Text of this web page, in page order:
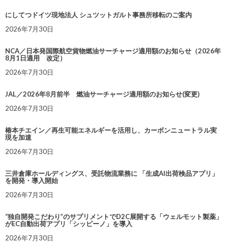
にしてつドイツ現地法人 シュツットガルト事務所移転のご案内
2026年7月30日
NCA／日本発国際航空貨物燃油サーチャージ適用額のお知らせ（2026年
8月1日適用 改定）
2026年7月30日
JAL／2026年8月前半 燃油サーチャージ適用額のお知らせ(変更)
2026年7月30日
椿本チエイン／再生可能エネルギーを活用し、カーボンニュートラル実
現を加速
2026年7月30日
三井倉庫ホールディングス、受託物流業務に 「生成AI出荷検品アプリ」
を開発・導入開始
2026年7月30日
“独自開発こだわり”のサプリメントでD2C展開する「ウェルモット製薬」
がEC自動出荷アプリ「シッピーノ」を導入
2026年7月30日